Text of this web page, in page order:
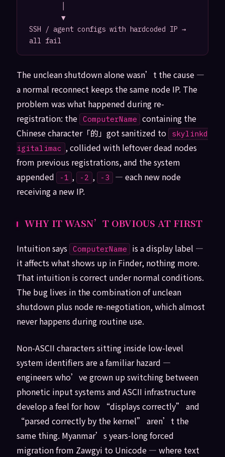
SSH / agent configs with hardcoded IP →
The unclean shutdown alone wasn’t the cause —
a normal reconnect keeps the same node IP. The
problem was what happened during re-
registration: the ComputerName containing the
Chinese character「的」got sanitized to
skylinkd
igitalimac , collided with leftover dead nodes
from previous registrations, and the system
appended
-1 , -2 , -3 — each new node
receiving a new IP.
WHY IT WASN’T OBVIOUS AT FIRST
Intuition says ComputerName
is a display label —
it affects what shows up in Finder, nothing more.
That intuition is correct under normal conditions.
The bug lives in the combination of unclean
shutdown plus node re-negotiation, which almost
never happens during routine use.
Non-ASCII characters sitting inside low-level
system identifiers are a familiar hazard —
engineers who’ve grown up switching between
phonetic input systems and ASCII infrastructure
develop a feel for how “displays correctly” and
“parsed correctly by the kernel” aren’t the
same thing. Myanmar’s years-long forced
migration from Zawgyi to Unicode — where text